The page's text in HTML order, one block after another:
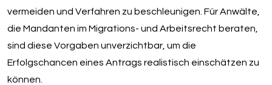
vermeiden und Verfahren zu beschleunigen. Für Anwälte,
die Mandanten im Migrations- und Arbeitsrecht beraten,
sind diese Vorgaben unverzichtbar, um die
Erfolgschancen eines Antrags realistisch einschätzen zu
können.